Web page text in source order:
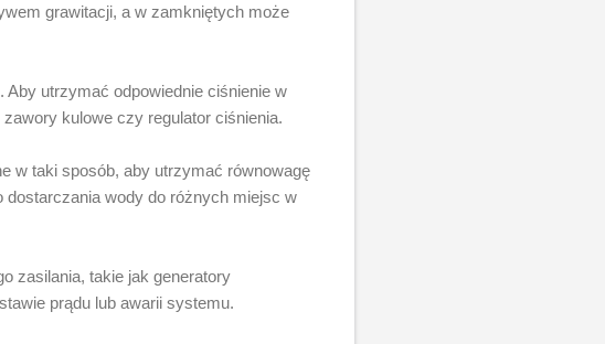
grawitacji, a w zamkniętych może
Aby utrzymać odpowiednie ciśnienie w
kulowe czy regulator ciśnienia.
w taki sposób, aby utrzymać równowagę
dostarczania wody do różnych miejsc w
zasilania, takie jak generatory
prądu lub awarii systemu.